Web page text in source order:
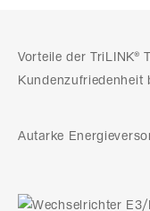
Vorteile der TriLINK®
Kundenzufriedenheit
Autarke